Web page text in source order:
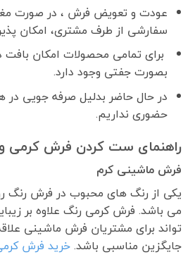
عودت و تعویض فرش ، در صورت
سفارشی از طرف مشتری، امکان
برای تمامی محصولات امکان
بصورت جفتی وجود دارد.
در حال حاضر بدلیل صرفه جویی در
حضوری نداریم.
راهنمای ست کردن فرش کرمی و
فرش ماشینی کرم
یکی از رنگ های محبوب در فرش رنگ
می باشد. فرش کرمی رنگ علاوه بر
تواند برای مشتریان فرش ماشینی
جایگزین مناسبی باشد.خرید فرش